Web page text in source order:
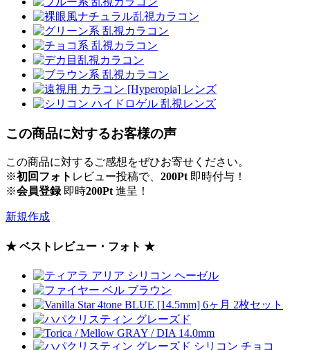
この商品に対するお客様の声
この商品に対するご感想をぜひお寄せください。
※初回フォト レビュー投稿で、 200Pt即時付与！
※会員登録即時200Pt進呈！
新規作成
★ ベストレビュー・フォト ★